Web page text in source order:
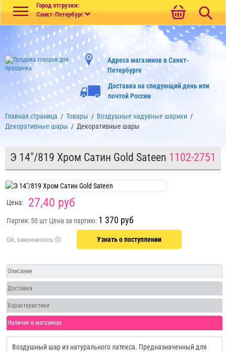
Город отгрузки:
Санкт-Петербург
Адреса магазинов в Санкт-
Петербурге
Доставка на следующий день или
почтой России
Главная страница / Товары / Воздушные надувные шарики /
Декоративные шары / Декоративные шары
Э 14"/819 Хром Сатин Gold Sateen 1102-2751
Цена: 27,40 руб
Партия: 50 шт Цена за партию: 1 370 руб
Узнать о поступлении
Описание
Доставка
Характеристики
Наличие в магазинах
Воздушный шар из натурального латекса. Предназначенный для